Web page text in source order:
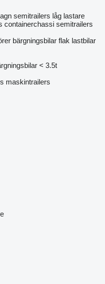
semitrailers låg lastare
containerchassi semitrailers
bärgningsbilar flak lastbilar
< 3.5t
maskintrailers